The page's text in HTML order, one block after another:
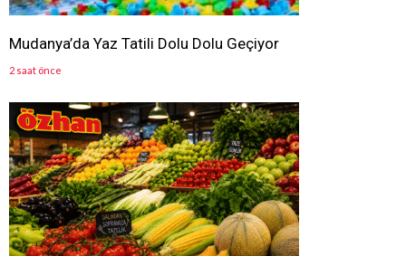
Mudanya’da Yaz Tatili Dolu Dolu Geçiyor
2 saat önce